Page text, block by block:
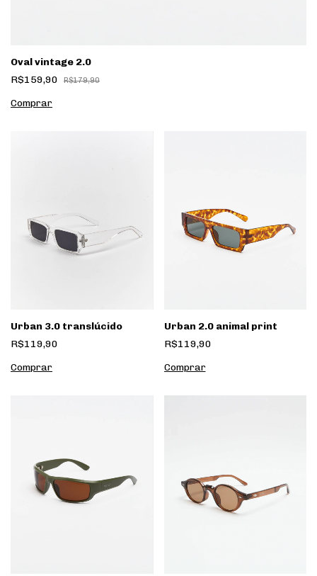
Oval vintage 2.0
R$159,90
R$179,90
Urban 3.0 translúcido
R$119,90
Urban 2.0 animal print
R$119,90